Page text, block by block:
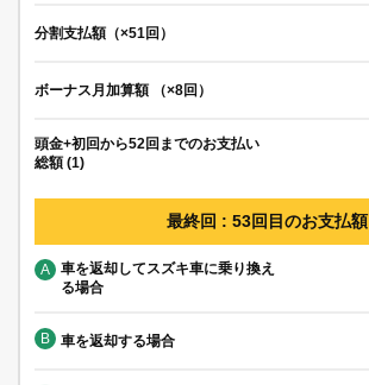
分割支払額（×51回）
ボーナス月加算額 （×8回）
頭金+初回から52回までのお支払い
総額 (1)
最終回 : 53回目のお支払額
A
車を返却してスズキ車に乗り換え
る場合
B 車を返却する場合